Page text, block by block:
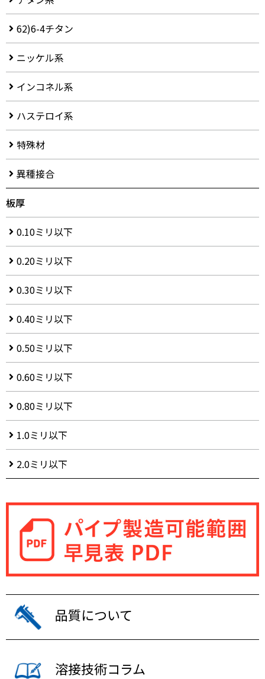
62)6-4チタン
ニッケル系
インコネル系
ハステロイ系
特殊材
異種接合
板厚
0.10ミリ以下
0.20ミリ以下
0.30ミリ以下
0.40ミリ以下
0.50ミリ以下
0.60ミリ以下
0.80ミリ以下
1.0ミリ以下
2.0ミリ以下
品質について
溶接技術コラム